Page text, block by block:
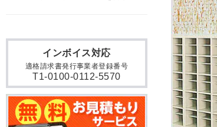
インボイス対応
適格請求書発行事業者登録番号
T1-0100-0112-5570